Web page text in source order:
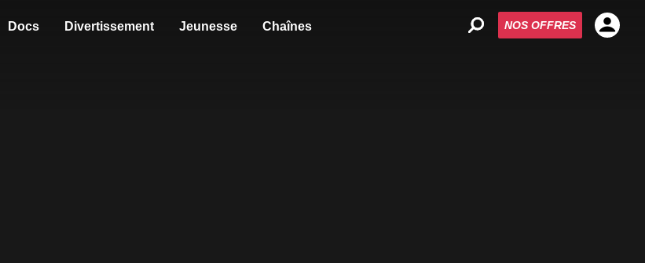
Docs Divertissement Jeunesse Chaînes NOS OFFRES